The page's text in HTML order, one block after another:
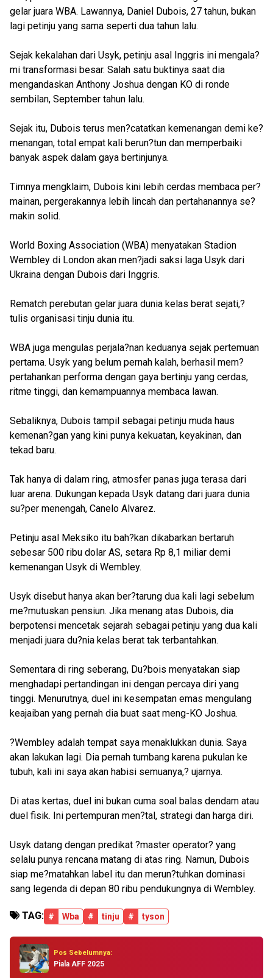
gelar juara WBA. Lawannya, Daniel Dubois, 27 tahun, bukan
lagi petinju yang sama seperti dua tahun lalu.
Sejak kekalahan dari Usyk, petinju asal Inggris ini mengala?
mi transformasi besar. Salah satu buktinya saat dia
mengandaskan Anthony Joshua dengan KO di ronde
sembilan, September tahun lalu.
Sejak itu, Dubois terus men?catatkan kemenangan demi ke?
menangan, total empat kali berun?tun dan memperbaiki
banyak aspek dalam gaya bertinjunya.
Timnya mengklaim, Dubois kini lebih cerdas membaca per?
mainan, pergerakannya lebih lincah dan pertahanannya se?
makin solid.
World Boxing Association (WBA) menyatakan Stadion
Wembley di London akan men?jadi saksi laga Usyk dari
Ukraina dengan Dubois dari Inggris.
Rematch perebutan gelar juara dunia kelas berat sejati,?
tulis organisasi tinju dunia itu.
WBA juga mengulas perjala?nan keduanya sejak pertemuan
pertama. Usyk yang belum pernah kalah, berhasil mem?
pertahankan performa dengan gaya bertinju yang cerdas,
ritme tinggi, dan kemampuannya membaca lawan.
Sebaliknya, Dubois tampil sebagai petinju muda haus
kemenan?gan yang kini punya kekuatan, keyakinan, dan
tekad baru.
Tak hanya di dalam ring, atmosfer panas juga terasa dari
luar arena. Dukungan kepada Usyk datang dari juara dunia
su?per menengah, Canelo Alvarez.
Petinju asal Meksiko itu bah?kan dikabarkan bertaruh
sebesar 500 ribu dolar AS, setara Rp 8,1 miliar demi
kemenangan Usyk di Wembley.
Usyk disebut hanya akan ber?tarung dua kali lagi sebelum
me?mutuskan pensiun. Jika menang atas Dubois, dia
berpotensi mencetak sejarah sebagai petinju yang dua kali
menjadi juara du?nia kelas berat tak terbantahkan.
Sementara di ring seberang, Du?bois menyatakan siap
menghadapi pertandingan ini dengan percaya diri yang
tinggi. Menurutnya, duel ini kesempatan emas mengulang
keajaiban yang pernah dia buat saat meng-KO Joshua.
?Wembley adalah tempat saya menaklukkan dunia. Saya
akan lakukan lagi. Dia pernah tumbang karena pukulan ke
tubuh, kali ini saya akan habisi semuanya,? ujarnya.
Di atas kertas, duel ini bukan cuma soal balas dendam atau
duel fisik. Ini pertempuran men?tal, strategi dan harga diri.
Usyk datang dengan predikat ?master operator? yang
selalu punya rencana matang di atas ring. Namun, Dubois
siap me?matahkan label itu dan merun?tuhkan dominasi
sang legenda di depan 80 ribu pendukungnya di Wembley.
TAG: # Wba # tinju # tyson
Pos Sebelumnya:
Piala AFF 2025